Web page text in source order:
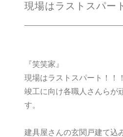
現場はラストスパー
『笑笑家』
現場はラストスパート！！！
竣工に向け各職人さんらが
す。
建具屋さんの玄関戸建て込